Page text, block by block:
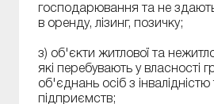
господарювання та не
в оренду, лізинг, позичку;
з) об'єкти житлової та
які перебувають у власності
об'єднань осіб з інвалідністю
підприємств;